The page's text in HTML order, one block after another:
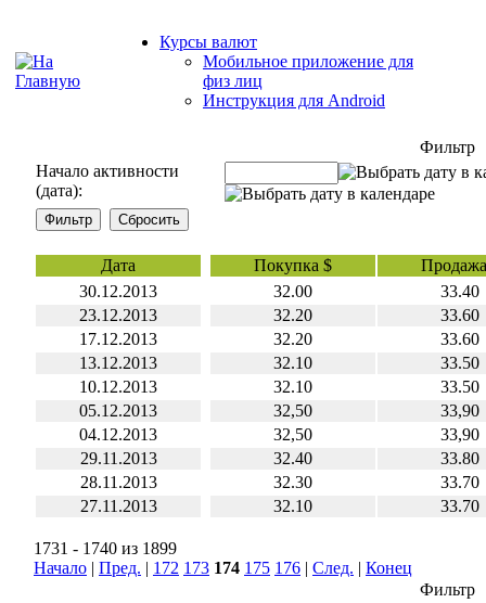
Курсы валют
Мобильное приложение для
физ лиц
Инструкция для Android
Фильтр
Начало активности
(дата):
Дата Покупка $
30.12.2013
32.00
33.40
23.12.2013
32.20
33.60
17.12.2013
32.20
33.60
13.12.2013
32.10
33.50
10.12.2013
32.10
33.50
05.12.2013
32,50
33,90
04.12.2013
32,50
33,90
29.11.2013
32.40
33.80
28.11.2013
32.30
33.70
27.11.2013
32.10 33.70
1731 - 1740 из 1899
Начало | Пред. | 172 173 174 175 176 | След. | Конец
Фильтр